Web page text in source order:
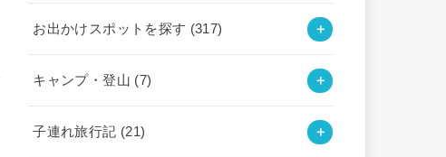
お出かけスポットを探す (317)
キャンプ・登山 (7)
子連れ旅行記 (21)